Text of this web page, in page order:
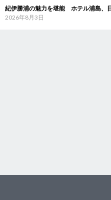
紀伊勝浦の魅力を堪能 ホテル浦島、
2026年8月3日